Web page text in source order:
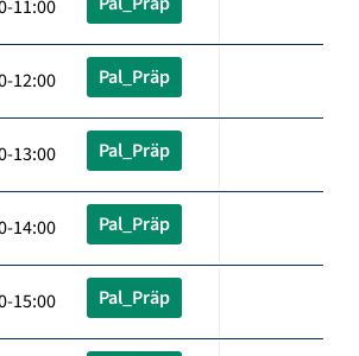
11:00
12:00 Pal_Präp
13:00 Pal_Präp
14:00 Pal_Präp
15:00 Pal_Präp